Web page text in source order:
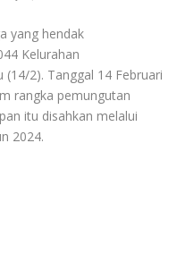
yang hendak
Kelurahan
(14/2). Tanggal 14 Februari
rangka pemungutan
itu disahkan melalui
2024.